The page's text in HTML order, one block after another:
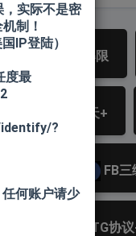
ADS/主页/解限
飞机API 180天+
FB三
TG协
，实际不是密
制！
IP登陆）
度最
?
何账户请少